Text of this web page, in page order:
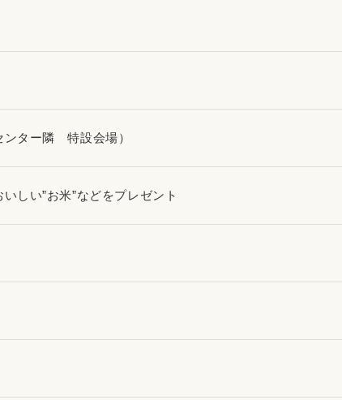
ター隣 特設会場）
しい”お米”などをプレゼント